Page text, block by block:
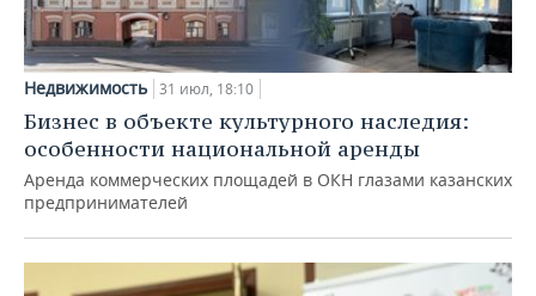
Недвижимость 31 июл, 18:10
Бизнес в объекте культурного наследия:
особенности национальной аренды
Аренда коммерческих площадей в ОКН глазами казанских
предпринимателей